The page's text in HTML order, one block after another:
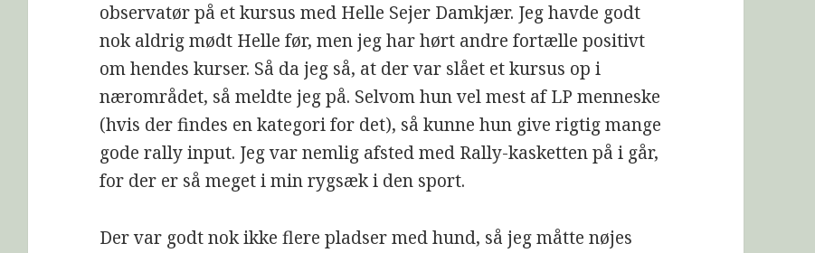
observatør på et kursus med Helle Sejer Damkjær. Jeg havde godt
nok aldrig mødt Helle før, men jeg har hørt andre fortælle positivt
om hendes kurser. Så da jeg så, at der var slået et kursus op i
nærområdet, så meldte jeg på. Selvom hun vel mest af LP menneske
(hvis der findes en kategori for det), så kunne hun give rigtig mange
gode rally input. Jeg var nemlig afsted med Rally-kasketten på i går,
for der er så meget i min rygsæk i den sport.
Der var godt nok ikke flere pladser med hund, så jeg måtte nøjes